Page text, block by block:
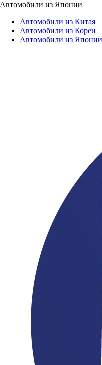
Автомобили из Японии
Автомобили из Китая
Автомобили из Кореи
Автомобили из Японии